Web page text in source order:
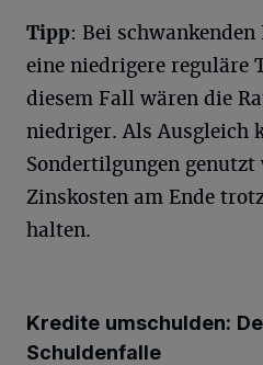
Tipp: Bei
eine niedrigere reguläre
diesem Fall wären die
niedriger. Als Ausgleich
Sondertilgungen
Zinskosten am Ende
halten.
Kredite umschulden:
Schuldenfalle